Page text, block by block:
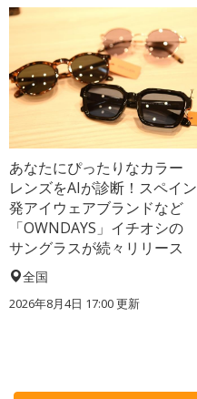
あなたにぴったりなカラー
レンズをAIが診断！スペイン
発アイウェアブランドなど
「OWNDAYS」イチオシの
サングラスが続々リリース
全国
2026年8月4日 17:00更新